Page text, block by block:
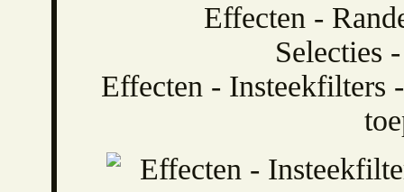
Effecten -
Selecties
Effecten - Insteekfilters